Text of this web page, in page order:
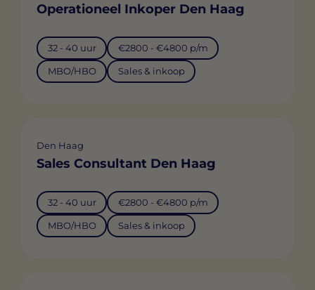
Operationeel Inkoper Den Haag
32 - 40 uur €2800 - €4800 p/m
MBO/HBO Sales & inkoop
Den Haag
Sales Consultant Den Haag
32 - 40 uur €2800 - €4800 p/m
MBO/HBO Sales & inkoop